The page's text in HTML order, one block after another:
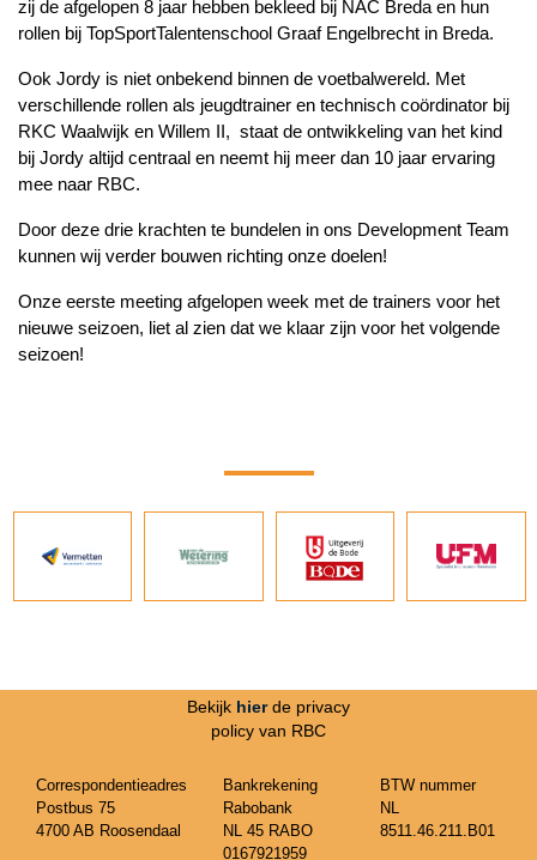
zij de afgelopen 8 jaar hebben bekleed bij NAC Breda en hun
rollen bij TopSportTalentenschool Graaf Engelbrecht in Breda.
Ook Jordy is niet onbekend binnen de voetbalwereld. Met
verschillende rollen als jeugdtrainer en technisch coördinator bij
RKC Waalwijk en Willem II, staat de ontwikkeling van het kind
bij Jordy altijd centraal en neemt hij meer dan 10 jaar ervaring
mee naar RBC.
Door deze drie krachten te bundelen in ons Development Team
kunnen wij verder bouwen richting onze doelen!
Onze eerste meeting afgelopen week met de trainers voor het
nieuwe seizoen, liet al zien dat we klaar zijn voor het volgende
seizoen!
Bekijk hier de privacy
policy van RBC
Correspondentieadres
Postbus 75
4700 AB Roosendaal
Bankrekening
Rabobank
NL 45 RABO
0167921959
BTW nummer
NL
8511.46.211.B01